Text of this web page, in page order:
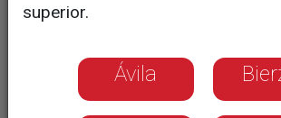
tramitaron más de 55.000
de sanción. En el segundo
superior.
Ávila